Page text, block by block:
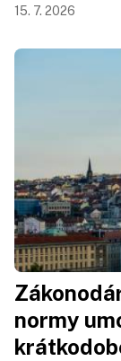
15. 7. 2026
normy